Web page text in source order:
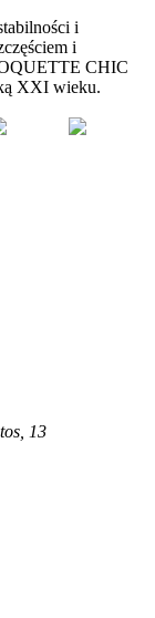
i
i
CHIC
XXI wieku.
13